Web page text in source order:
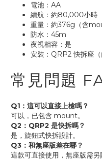
電池：AA
續航：約80,000小時
重量：約376g（含
防水：45m
夜視相容：是
安裝：QRP2 快拆座（
常見問題
Q1：這可以直接上槍嗎？
可以，已包含 mount。
Q2：QRP2 是快拆嗎？
是，旋鈕式快拆設計。
Q3：和無座版差在哪？
這款可直接使用，無座版需